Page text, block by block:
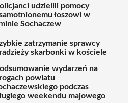
udzielili pomocy
łoszowi w
Sochaczew
zatrzymanie sprawcy
skarbonki w kościele
wydarzeń na
powiatu
podczas
weekendu majowego